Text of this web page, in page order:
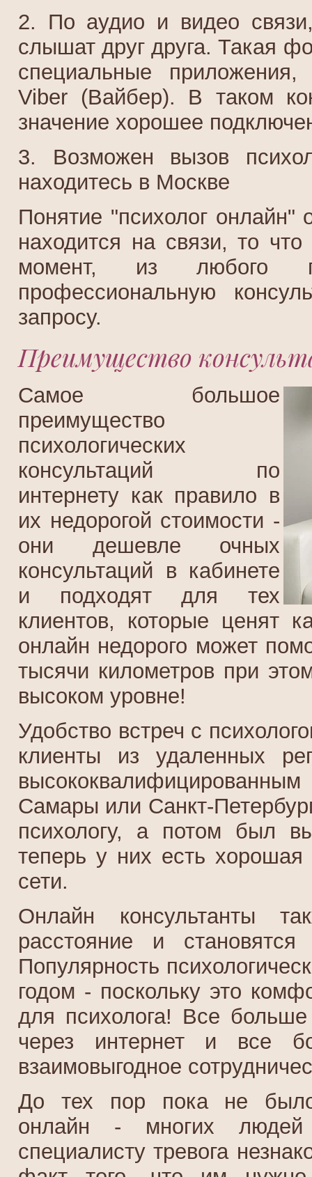
2. По аудио и видео
слышат друг друга. Такая
специальные
Viber (Вайбер). В таком
значение хорошее
3. Возможен вызов
находитесь в Москве
Понятие "психолог онлайн"
находится на связи, то
момент, из любого
профессиональную
запросу.
Преимущество
Самое большое
преимущество
психологических
консультаций по
интернету как правило в
их недорогой стоимости -
они дешевле очных
консультаций в кабинете
и подходят для тех
клиентов, которые ценят
онлайн недорого может
тысячи километров при
высоком уровне!
Удобство встреч с
клиенты из удаленных
Самары или Санкт-
психологу, а потом был
теперь у них есть хорошая
сети.
Онлайн консультанты
расстояние и
Популярность
годом - поскольку это
для психолога! Все больше
через интернет и все
взаимовыгодное
До тех пор пока не было
онлайн - многих людей
специалисту тревога